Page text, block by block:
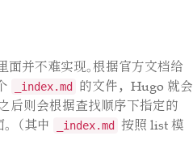
并不难实现。根据官方文档给
_index.md
的文件，Hugo 就会
后则会根据查找顺序下指定的
（其中
_index.md
按照 list 模